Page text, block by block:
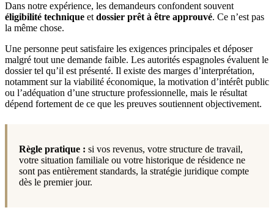
Dans notre expérience, les demandeurs confondent souvent
éligibilité technique et dossier prêt à être approuvé. Ce n’est pas
la même chose.
Une personne peut satisfaire les exigences principales et déposer
malgré tout une demande faible. Les autorités espagnoles évaluent le
dossier tel qu’il est présenté. Il existe des marges d’interprétation,
notamment sur la viabilité économique, la motivation d’intérêt public
ou l’adéquation d’une structure professionnelle, mais le résultat
dépend fortement de ce que les preuves soutiennent objectivement.
Règle pratique : si vos revenus, votre structure de travail,
votre situation familiale ou votre historique de résidence ne
sont pas entièrement standards, la stratégie juridique compte
dès le premier jour.